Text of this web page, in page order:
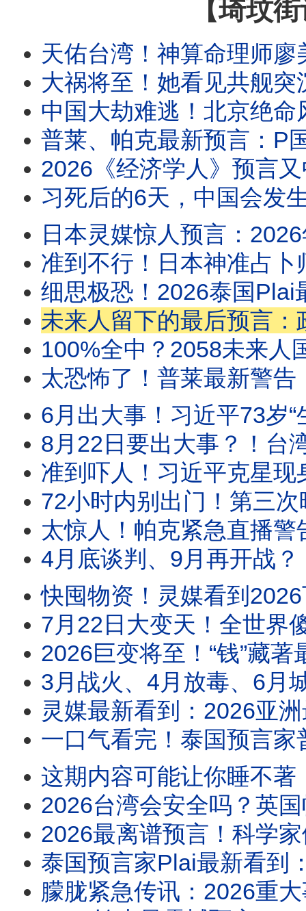
【琦玟
天佑台湾！神算命理师廖美然2026下半年预言：凶象重叠“最危险月份”来袭！鬼月遇上“子午大冲”
大祸将至！她看见共舰突沉海底！10月中国惊天巨变！习近平大难来了：大地震震开中
中国大劫难逃！北京绝命风水局彻底锁死习近平！4大凶煞引爆中国大劫：血旗倒
普莱、帕克最新预言：P国+V国最危险！台海9月有大事？中国有三省最先进入自治！2026下半年每个人都
2026《经济学人》预言又中了！千万不要回信！灵界说出了最震撼真相
习死后的6天，中国会发生什么？占卜师警告：立秋8月7日后别轻易前往中国大陆！《
日本灵媒惊人预言：2026年7月20日外星人将向全人类传递关乎生命的重要讯息！占
准到不行！日本神准占卜师紧急示警：最危险的日子来了！6月28、6月29要小心？！辛
细思极恐！2026泰国Plai最新预言：7月后会发生什么？她不敢再说了！140年
未来人留下的最后预言：政变军占领了最高人民法院和中国人民银行！日本著名预言家松
100%全中？2058未来人国分玲要回来了！最新预言警告：2026底全新传染病肆虐全
太恐怖了！普莱最新警告：千万别下船！下半年将出现大量离奇死亡！大家需早点准备！阎王震撼
6月出大事！习近平73岁“生死大坎”真的来了？！多位预言家同时看到“遇刺危机”
8月22日要出大事？！台湾命理师5字铁口说破川普命运？！特勤人员濒死22分钟
准到吓人！习近平克星现身！台湾命理师铁口预言：郑丽文将
72小时内别出门！第三次暗杀后，全面战争一夜爆发！大家一定要准备好，她看
太惊人！帕克紧急直播警告：10天后中东恐全面爆发！伊朗可能
4月底谈判、9月再开战？！阿南德最新预言：未来（新）伊朗将成最大赢家？！
快囤物资！灵媒看到2026下一个战场就在中国！帕克和《推背图》都预言了伊朗战争
7月22日大变天！全世界傻了：新旧秩序正在剥离 ，宇宙巨变，人类在这一刻
2026巨变将至！“钱”藏著最可怕的秘密？！史上最邪门的算法，当下中国
3月战火、4月放毒、6月城市危机、8月三位领导人同时被点到出大事！11 月更多“
灵媒最新看到：2026亚洲最大国家大丧逼近！中共风水失灵，习近平转运失败！
一口气看完！泰国预言家普莱2026全部预言：赤马年最旺生肖是谁？哪个
这期内容可能让你睡不著！菲律宾灵媒惊爆2026年三位领袖将死！亚洲一国半壁江山被
2026台湾会安全吗？英国帕克＋泰国普莱预言惊人一致！张又侠命盘曝光，
2026最离谱预言！科学家们同时警告：2026年8月12日末日灾难！11月26
泰国预言家Plai最新看到：2026前三个月最危险！C国＋T国要开战？全球经济正式失
朦胧紧急传讯：2026重大事故将撼动中国，你也可能被牵连？朦胧说出：U盘证据